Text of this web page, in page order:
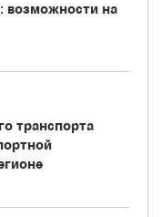
возможности на
транспорта